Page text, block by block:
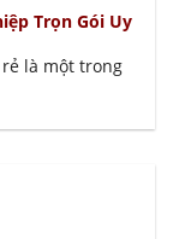
Trọn Gói Uy
là một trong